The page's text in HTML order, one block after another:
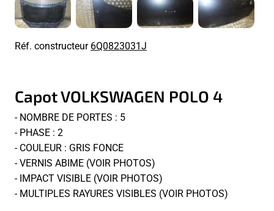
Réf. constructeur6Q0823031J
Capot VOLKSWAGEN POLO 4
- NOMBRE DE PORTES : 5
- PHASE : 2
- COULEUR : GRIS FONCE
- VERNIS ABIME (VOIR PHOTOS)
- IMPACT VISIBLE (VOIR PHOTOS)
- MULTIPLES RAYURES VISIBLES (VOIR PHOTOS)